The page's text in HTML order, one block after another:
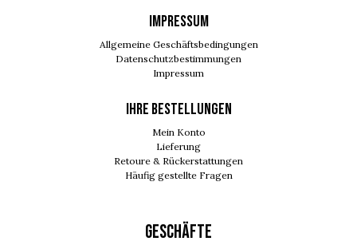
IMPRESSUM
Allgemeine Geschäftsbedingungen
Datenschutzbestimmungen
Impressum
Ihre Bestellungen
Mein Konto
Lieferung
Retoure & Rückerstattungen
Häufig gestellte Fragen
GESCHÄFTE